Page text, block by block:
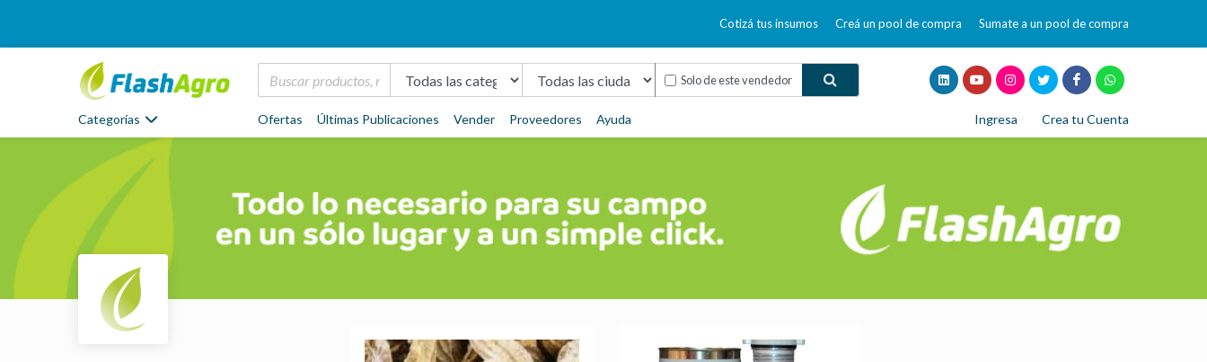
Cotizá tus insumos Creá un pool de compra Sumate a un pool de compra
Solo de este vendedor
Categorías Ofertas Últimas Publicaciones Vender Proveedores Ayuda Ingresa Crea tu Cuenta